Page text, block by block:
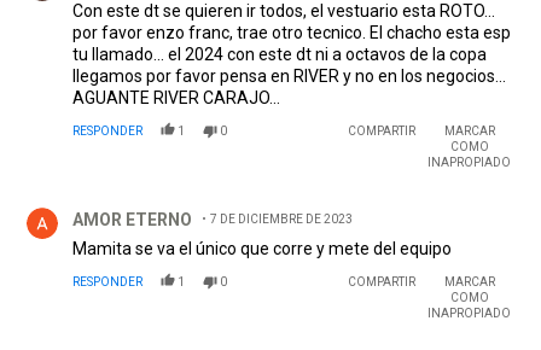
Con este dt se quieren ir todos, el vestuario esta ROTO...
por favor enzo franc, trae otro tecnico. El chacho esta esp
tu llamado... el 2024 con este dt ni a octavos de la copa
llegamos por favor pensa en RIVER y no en los negocios...
AGUANTE RIVER CARAJO...
RESPONDER 1 0 COMPARTIR
MARCAR
COMO
INAPROPIADO
AMOR ETERNO 7 DE DICIEMBRE DE 2023
Mamita se va el único que corre y mete del equipo
RESPONDER 1 0 COMPARTIR
MARCAR
COMO
INAPROPIADO